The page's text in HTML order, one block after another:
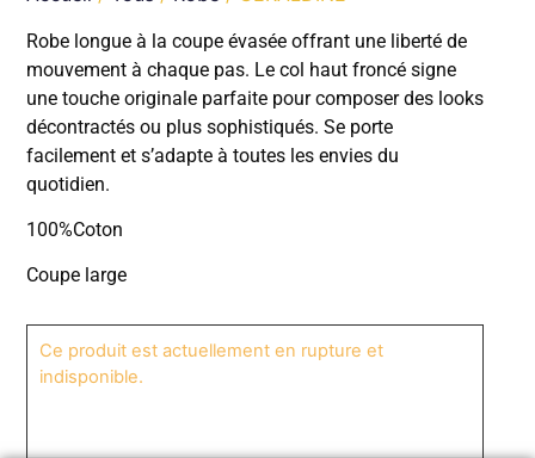
Robe longue à la coupe évasée offrant une liberté de
mouvement à chaque pas. Le col haut froncé signe
une touche originale parfaite pour composer des looks
décontractés ou plus sophistiqués. Se porte
facilement et s’adapte à toutes les envies du
quotidien.
100%Coton
Coupe large
Ce produit est actuellement en rupture et
indisponible.